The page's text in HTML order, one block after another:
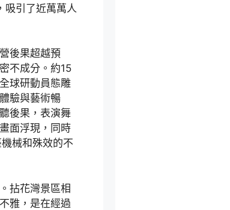
吸引了近萬萬人
後果超越預
不成分。約15
球研動員態雕
驗與藝術暢
後果，表演舞
面浮現，同時
械和殊效的不
拈花灣景區相
雅，是在經過